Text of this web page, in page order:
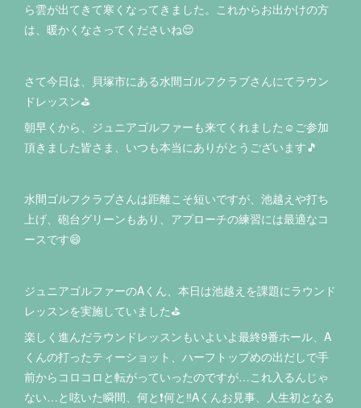
ら雲が出てきて寒くなってきました。これからお出かけの方
は、暖かくなさってくださいね😌
さて今日は、貝塚市にある水間ゴルフクラブさんにてラウン
ドレッスン⛳️
朝早くから、ジュニアゴルファーも来てくれました☺️ご参加
頂きました皆さま、いつも本当にありがとうございます🎵
水間ゴルフクラブさんは距離こそ短いですが、池越えや打ち
上げ、砲台グリーンもあり、アプローチの練習には最適なコ
ースです😄
ジュニアゴルファーのAくん、本日は池越えを課題にラウンド
レッスンを実施していました⛳️
楽しく進んだラウンドレッスンもいよいよ最終9番ホール、A
くんの打ったティーショット、ハーフトップめの出だしで手
前からコロコロと転がっていったのですが…これ入るんじゃ
ない…と呟いた瞬間、何と❗️何と‼️Aくんお見事、人生初となる